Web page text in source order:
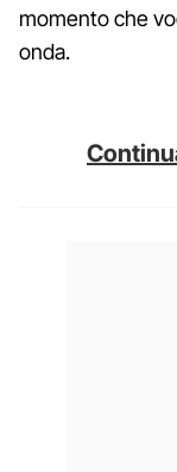
momento che
onda.